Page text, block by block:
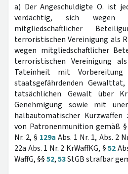
a) Der Angeschuldigte O. ist
verdächtig, sich wegen
mitgliedschaftlicher
terroristischen Vereinigung als
wegen mitgliedschaftlicher
terroristischen Vereinigung
Tateinheit mit Vorbereitung
staatsgefährdenden
tatsächlichen Gewalt über
Genehmigung sowie mit
halbautomatischer Kurzwaffen
von Patronenmunition gemäß §
Nr. 2, § 129a Abs. 1 Nr. 1, Abs. 2
22a Abs. 1 Nr. 2 KrWaffKG, §52
WaffG, §§52,53StGB strafbar